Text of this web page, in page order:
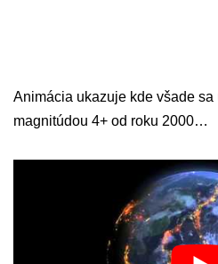
Animácia ukazuje kde všade
magnitúdou 4+ od roku 2000…